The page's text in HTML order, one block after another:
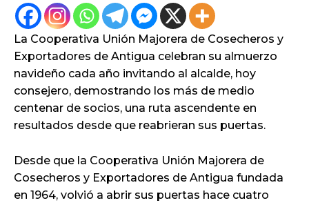
La Cooperativa Unión Majorera de Cosecheros y
Exportadores de Antigua celebran su almuerzo
navideño cada año invitando al alcalde, hoy
consejero, demostrando los más de medio
centenar de socios, una ruta ascendente en
resultados desde que reabrieran sus puertas.
Desde que la Cooperativa Unión Majorera de
Cosecheros y Exportadores de Antigua fundada
en 1964, volvió a abrir sus puertas hace cuatro